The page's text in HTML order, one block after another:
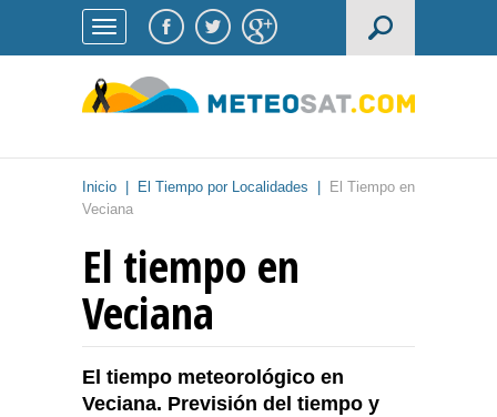
Inicio El Tiempo por Localidades
El Tiempo en
Veciana
El tiempo en
Veciana
El tiempo meteorológico en
Veciana. Previsión del tiempo y